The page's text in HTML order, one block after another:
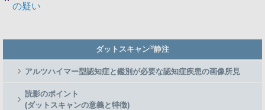
の疑い
ダットスキャン®静注
アルツハイマー型認知症と鑑別が必要な認知症疾患の画像所見
読影のポイント
(ダットスキャンの意義と特徴)